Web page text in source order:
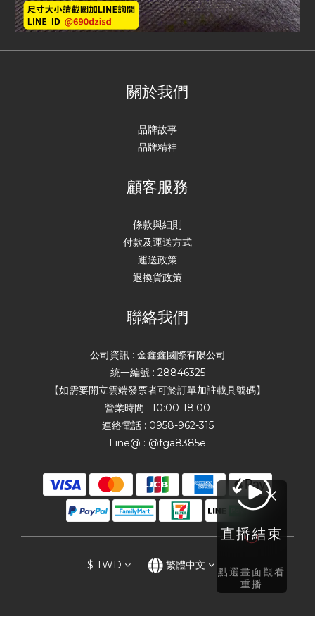
關於我們
品牌故事
品牌精神
顧客服務
條款與細則
付款及運送方式
運送政策
退換貨政策
聯絡我們
公司資訊 : 金鑫鑫國際有限公司
統一編號 : 28846325
【如需要開立雲端發票者可於訂單加註載具號碼】
營業時間 : 10:00-18:00
連絡電話 : 0958-962-315
Line@ : @fga8385e
$ TWD 繁體中文
直播結束
點選畫面觀看
重播